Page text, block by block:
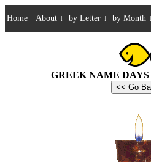
Home About ↓ by Letter ↓ by Month ↓
GREEK NAME
<< Go